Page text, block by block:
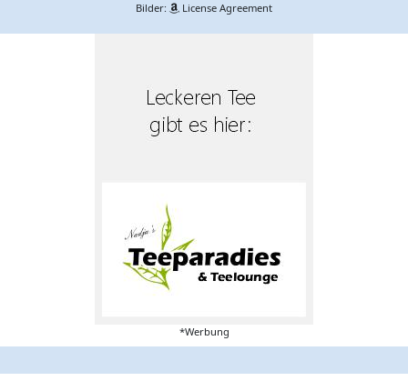
Bilder: License Agreement
*Werbung